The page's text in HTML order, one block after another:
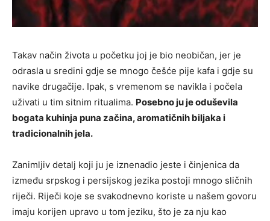
Takav način života u početku joj je bio neobičan, jer je
odrasla u sredini gdje se mnogo češće pije kafa i gdje su
navike drugačije. Ipak, s vremenom se navikla i počela
uživati u tim sitnim ritualima. Posebno ju je oduševila
bogata kuhinja puna začina, aromatičnih biljaka i
tradicionalnih jela.
Zanimljiv detalj koji ju je iznenadio jeste i činjenica da
između srpskog i persijskog jezika postoji mnogo sličnih
riječi. Riječi koje se svakodnevno koriste u našem govoru
imaju korijen upravo u tom jeziku, što je za nju kao